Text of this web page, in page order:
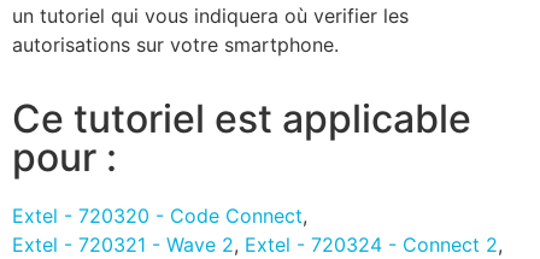
un tutoriel qui vous indiquera où verifier les
autorisations sur votre smartphone.
Ce tutoriel est applicable
pour :
Extel - 720320 - Code Connect,
Extel - 720321 - Wave 2, Extel - 720324 - Connect 2,